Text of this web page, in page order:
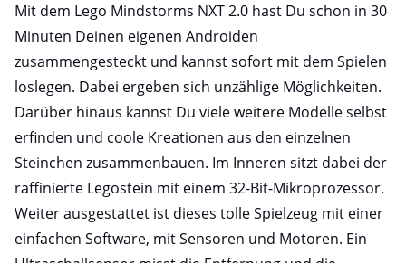
Mit dem Lego Mindstorms NXT 2.0 hast Du schon in 30
Minuten Deinen eigenen Androiden
zusammengesteckt und kannst sofort mit dem Spielen
loslegen. Dabei ergeben sich unzählige Möglichkeiten.
Darüber hinaus kannst Du viele weitere Modelle selbst
erfinden und coole Kreationen aus den einzelnen
Steinchen zusammenbauen. Im Inneren sitzt dabei der
raffinierte Legostein mit einem 32-Bit-Mikroprozessor.
Weiter ausgestattet ist dieses tolle Spielzeug mit einer
einfachen Software, mit Sensoren und Motoren. Ein